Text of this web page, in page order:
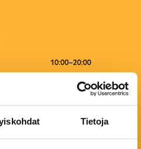
Tietoja
10:00–20:00
10:00–20:00
10:00–20:00